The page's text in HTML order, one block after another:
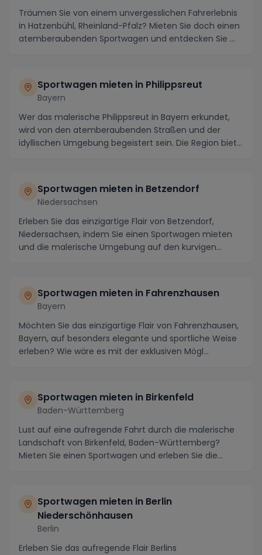
Träumen Sie von einem unvergesslichen Fahrerlebnis
in Hatzenbühl, Rheinland-Pfalz? Mieten Sie doch einen
atemberaubenden Sportwagen und entdecken Sie ...
Sportwagen mieten in Philippsreut
Bayern
Wer das malerische Philippsreut in Bayern erkundet,
wird von den atemberaubenden Straßen und der
idyllischen Umgebung begeistert sein. Die Region biet...
Sportwagen mieten in Betzendorf
Niedersachsen
Erleben Sie das einzigartige Flair von Betzendorf,
Niedersachsen, indem Sie einen Sportwagen mieten
und die malerische Umgebung auf den kurvigen
Sportwagen mieten in Fahrenzhausen
Bayern
Möchten Sie das einzigartige Flair von Fahrenzhausen,
Bayern, auf besonders elegante und sportliche Weise
erleben? Wie wäre es mit der exklusiven Mögl...
Sportwagen mieten in Birkenfeld
Baden-Württemberg
Lust auf eine aufregende Fahrt durch die malerische
Landschaft von Birkenfeld, Baden-Württemberg?
Mieten Sie einen Sportwagen und erleben Sie die
Sportwagen mieten in Berlin
Niederschönhausen
Berlin
Erleben Sie das aufregende Flair Berlins